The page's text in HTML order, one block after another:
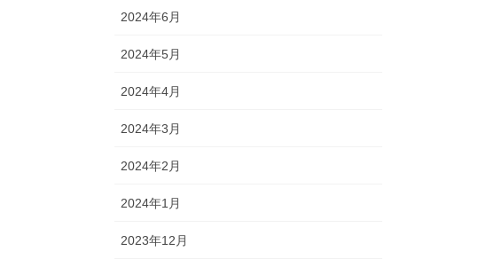
2024年6月
2024年5月
2024年4月
2024年3月
2024年2月
2024年1月
2023年12月